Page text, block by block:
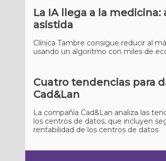
La IA llega a la
asistida
Clínica Tambre consigue reducir al
usando un algoritmo con miles de
Cuatro tendencias para
Cad&Lan
La compañía Cad&Lan analiza las
los centros de datos, que incluyen
rentabilidad de los centros de datos